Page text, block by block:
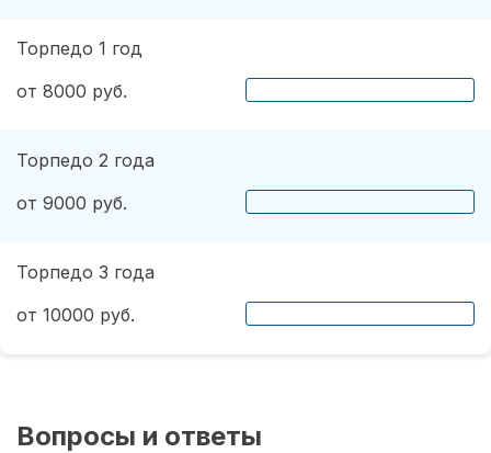
Торпедо 1 год
от 8000 руб.
Торпедо 2 года
от 9000 руб.
Торпедо 3 года
от 10000 руб.
Вопросы и ответы